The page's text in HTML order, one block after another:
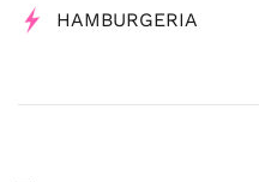
HAMBURGERIA